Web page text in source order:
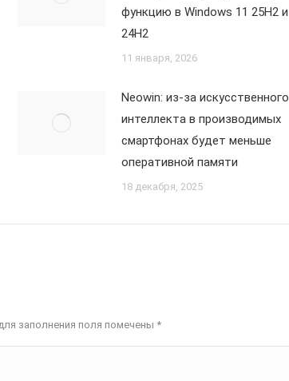
функцию в Windows 11 25H2 и
24H2
11 января, 2026
Neowin: из-за искусственного
интеллекта в производимых
смартфонах будет меньше
оперативной памяти
18 декабря, 2025
заполнения поля помечены *